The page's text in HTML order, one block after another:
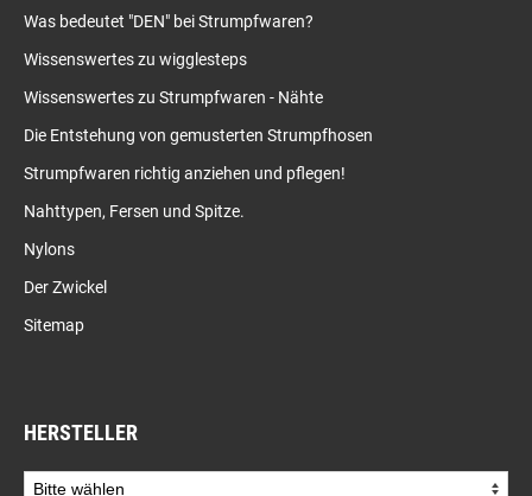
Was bedeutet "DEN" bei Strumpfwaren?
Wissenswertes zu wigglesteps
Wissenswertes zu Strumpfwaren - Nähte
Die Entstehung von gemusterten Strumpfhosen
Strumpfwaren richtig anziehen und pflegen!
Nahttypen, Fersen und Spitze.
Nylons
Der Zwickel
Sitemap
HERSTELLER